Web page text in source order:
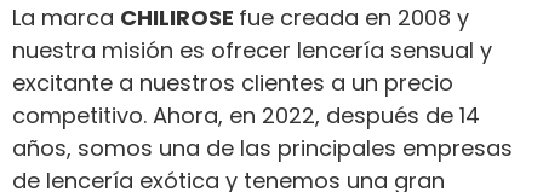
La marca CHILIROSE fue creada en 2008 y
nuestra misión es ofrecer lencería sensual y
excitante a nuestros clientes a un precio
competitivo. Ahora, en 2022, después de 14
años, somos una de las principales empresas
de lencería exótica y tenemos una gran